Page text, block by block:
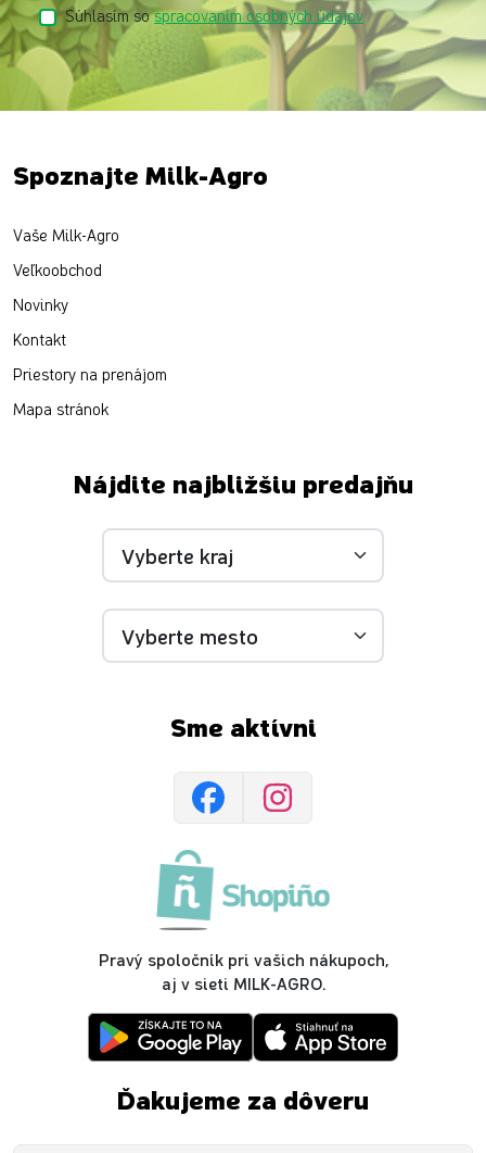
Súhlasím sospracovaním osobných údajov
Spoznajte Milk-Agro
Vaše Milk-Agro
Veľkoobchod
Novinky
Kontakt
Priestory na prenájom
Mapa stránok
Nájdite najbližšiu predajňu
Sme aktívni
Pravý spoločník pri vašich nákupoch,
aj v sieti MILK-AGRO.
Ďakujeme za dôveru